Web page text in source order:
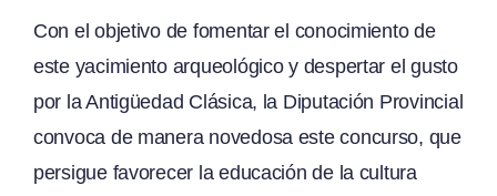
Con el objetivo de fomentar el conocimiento de
este yacimiento arqueológico y despertar el gusto
por la Antigüedad Clásica, la Diputación Provincial
convoca de manera novedosa este concurso, que
persigue favorecer la educación de la cultura